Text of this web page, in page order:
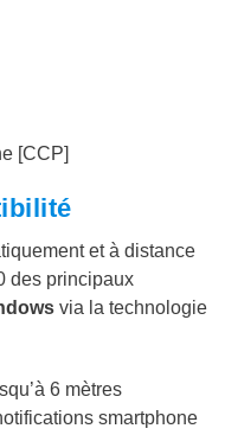
[CCP]
et à distance
des principaux
via la technologie
6 mètres
smartphone